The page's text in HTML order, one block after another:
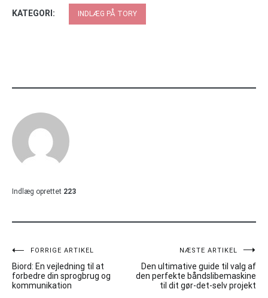
KATEGORI: INDLÆG PÅ TORY
Indlæg oprettet 223
Indlægsnavigation
FORRIGE ARTIKEL
Biord: En vejledning til at
forbedre din sprogbrug og
kommunikation
NÆSTE ARTIKEL
Den ultimative guide til valg af
den perfekte båndslibemaskine
til dit gør-det-selv projekt